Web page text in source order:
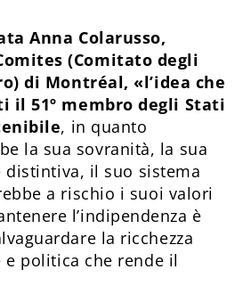
Anna Colarusso,
(Comitato degli
di Montréal, «l’idea che
il 51º membro degli Stati
, in quanto
la sua sovranità, la sua
il suo sistema
a rischio i suoi valori
l’indipendenza è
la ricchezza
politica che rende il